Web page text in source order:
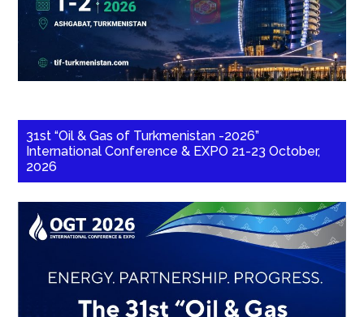
31st “Oil & Gas of Turkmenistan -2026”
International Conference & EXPO 21-23 October,
2026